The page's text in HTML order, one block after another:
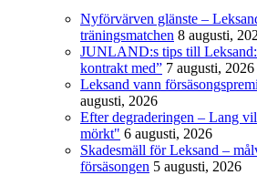
Nyförvärven glänste –
träningsmatchen 8 augusti,
JUNLAND:s tips till
kontrakt med” 7 augusti, 2026
Leksand vann
augusti, 2026
Efter degraderingen – Lang
mörkt" 6 augusti, 2026
Skadesmäll för Leksand –
försäsongen 5 augusti, 2026